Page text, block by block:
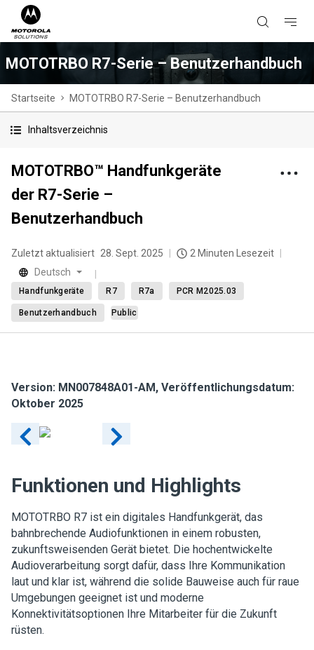
MOTOTRBO R7-Serie – Benutzerhandbuch
Startseite MOTOTRBO R7-Serie – Benutzerhandbuch
Inhaltsverzeichnis
MOTOTRBO™ Handfunkgeräte
der R7-Serie –
Benutzerhandbuch
Zuletzt aktualisiert 28. Sept. 2025
2 Minuten Lesezeit
Deutsch
Handfunkgeräte R7 R7a PCR M2025.03
Benutzerhandbuch Public
Version: MN007848A01-AM, Veröffentlichungsdatum:
Oktober 2025
Funktionen und Highlights
MOTOTRBO R7 ist ein digitales Handfunkgerät, das
bahnbrechende Audiofunktionen in einem robusten,
zukunftsweisenden Gerät bietet. Die hochentwickelte
Audioverarbeitung sorgt dafür, dass Ihre Kommunikation
laut und klar ist, während die solide Bauweise auch für raue
Umgebungen geeignet ist und moderne
Konnektivitätsoptionen Ihre Mitarbeiter für die Zukunft
rüsten.